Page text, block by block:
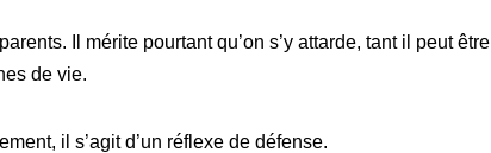
Il mérite pourtant qu’on s’y attarde, tant il peut être
de vie.
il s’agit d’un réflexe de défense.